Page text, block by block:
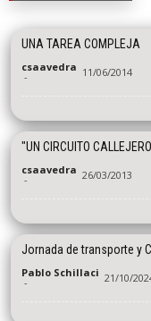
UNA TAREA COMPLEJA
csaavedra
- 11/06/2014
"UN CIRCUITO
csaavedra
- 26/03/2013
Jornada de transporte y
Pablo Schillaci
- 21/10/